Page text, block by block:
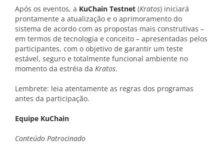
Após os eventos, a KuChain Testnet (Kratos) iniciará
prontamente a atualização e o aprimoramento do
sistema de acordo com as propostas mais construtivas –
em termos de tecnologia e conceito – apresentadas pelos
participantes, com o objetivo de garantir um teste
estável, seguro e totalmente funcional ambiente no
momento da estréia da Kratos.
Lembrete: leia atentamente as regras dos programas
antes da participação.
Equipe KuChain
Conteúdo Patrocinado